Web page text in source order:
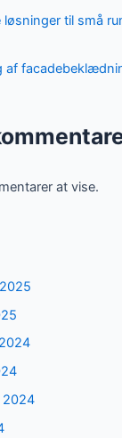
løsninger til små
af
at vise.
2024